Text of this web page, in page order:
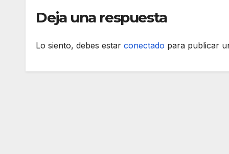
Deja una respuesta
Lo siento, debes estar conectado para publicar